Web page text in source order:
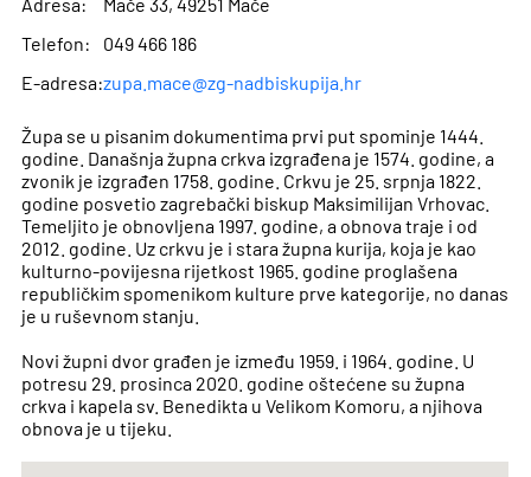
Adresa:
Mače 33, 49251 Mače
Telefon:
049 466 186
E-adresa:zupa.mace@zg-nadbiskupija.hr
Župa se u pisanim dokumentima prvi put spominje 1444.
godine. Današnja župna crkva izgrađena je 1574. godine, a
zvonik je izgrađen 1758. godine. Crkvu je 25. srpnja 1822.
godine posvetio zagrebački biskup Maksimilijan Vrhovac.
Temeljito je obnovljena 1997. godine, a obnova traje i od
2012. godine. Uz crkvu je i stara župna kurija, koja je kao
kulturno-povijesna rijetkost 1965. godine proglašena
republičkim spomenikom kulture prve kategorije, no danas
je u ruševnom stanju.
Novi župni dvor građen je između 1959. i 1964. godine. U
potresu 29. prosinca 2020. godine oštećene su župna
crkva i kapela sv. Benedikta u Velikom Komoru, a njihova
obnova je u tijeku.